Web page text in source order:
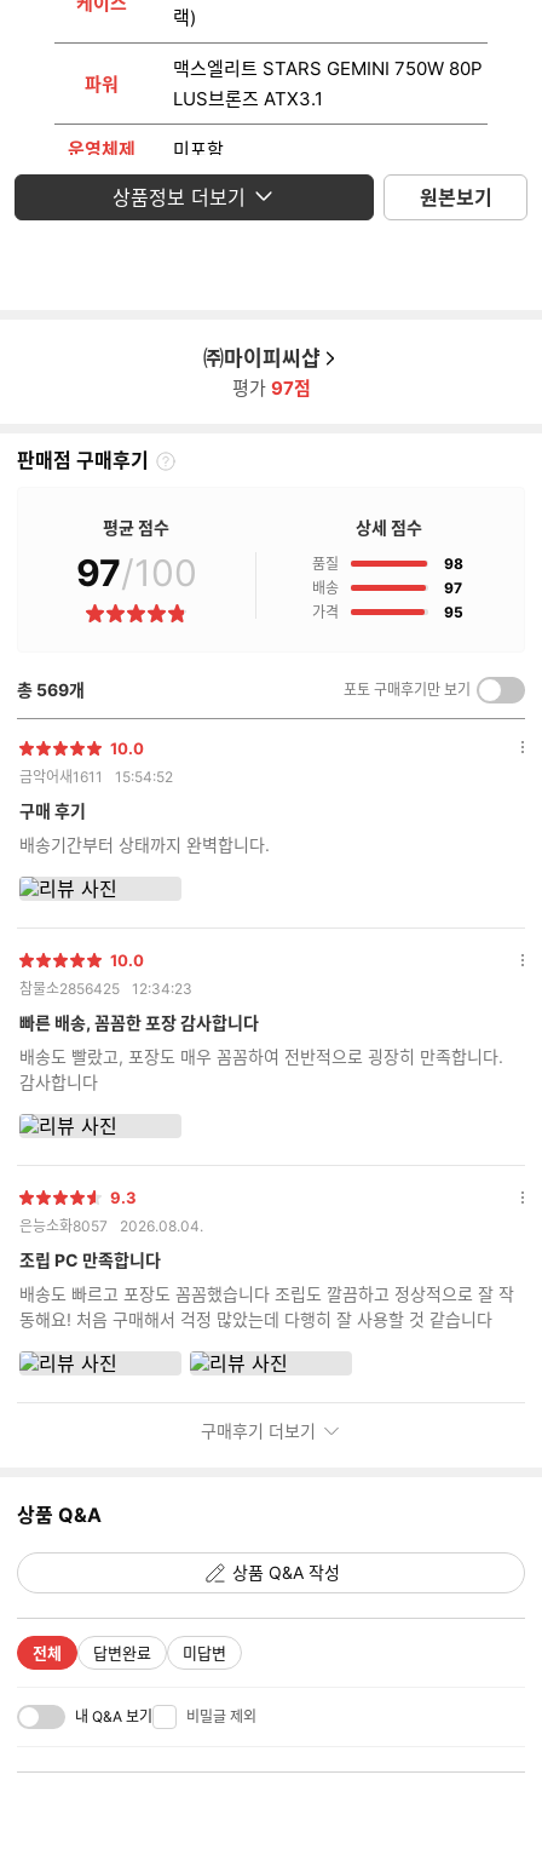
랙)
파워
맥스엘리트 STARS GEMINI 750W 80P
LUS브론즈 ATX3.1
운영체제 미포함
모니터 미포함
상품정보 더보기 원본보기
㈜마이피씨샵
평가 97점
판매점 구매후기
판
매
후
기
평균 점수
97/100
별
상세 점수
품질 98점
배송
97점
가격
95점
총 569개 포토 구매후기만 보기
켜
기/
별
점
10.0
금악어새1611 15:54:52
구매 후기
배송기간부터 상태까지 완벽합니다.
옵
별
점
10.0
참물소2856425 12:34:23
빠른 배송, 꼼꼼한 포장 감사합니다
배송도 빨랐고, 포장도 매우 꼼꼼하여 전반적으로 굉장히 만족합니다.
감사합니다
옵
별
점
9.3
은능소화8057 2026.08.04.
조립 PC 만족합니다
배송도 빠르고 포장도 꼼꼼했습니다 조립도 깔끔하고 정상적으로 잘 작
동해요! 처음 구매해서 걱정 많았는데 다행히 잘 사용할 것 같습니다
옵
구매후기 더보기
상품 Q&A
상품 Q&A 작성
전체 답변완료 미답변
내 Q&A 보기 비밀글 제외